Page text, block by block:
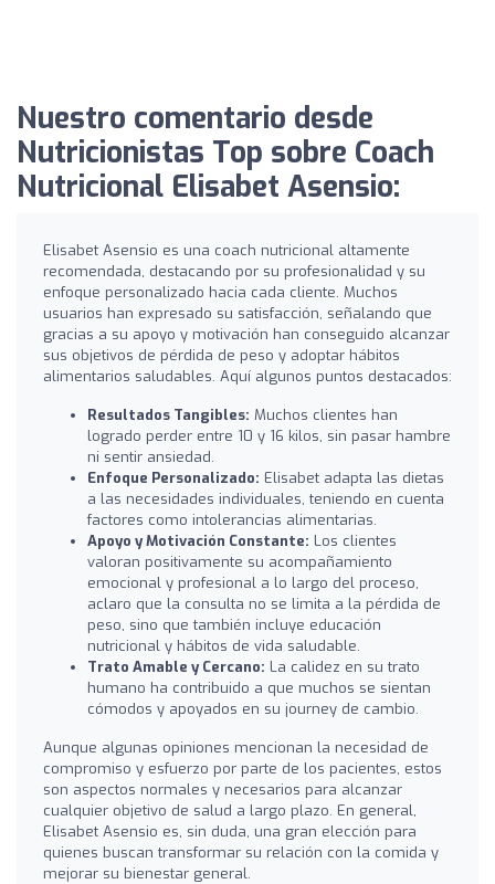
Nuestro comentario desde
Nutricionistas Top sobre Coach
Nutricional Elisabet Asensio:
Elisabet Asensio es una coach nutricional altamente
recomendada, destacando por su profesionalidad y su
enfoque personalizado hacia cada cliente. Muchos
usuarios han expresado su satisfacción, señalando que
gracias a su apoyo y motivación han conseguido alcanzar
sus objetivos de pérdida de peso y adoptar hábitos
alimentarios saludables. Aquí algunos puntos destacados:
Resultados Tangibles: Muchos clientes han
logrado perder entre 10 y 16 kilos, sin pasar hambre
ni sentir ansiedad.
Enfoque Personalizado: Elisabet adapta las dietas
a las necesidades individuales, teniendo en cuenta
factores como intolerancias alimentarias.
Apoyo y Motivación Constante: Los clientes
valoran positivamente su acompañamiento
emocional y profesional a lo largo del proceso,
aclaro que la consulta no se limita a la pérdida de
peso, sino que también incluye educación
nutricional y hábitos de vida saludable.
Trato Amable y Cercano: La calidez en su trato
humano ha contribuido a que muchos se sientan
cómodos y apoyados en su journey de cambio.
Aunque algunas opiniones mencionan la necesidad de
compromiso y esfuerzo por parte de los pacientes, estos
son aspectos normales y necesarios para alcanzar
cualquier objetivo de salud a largo plazo. En general,
Elisabet Asensio es, sin duda, una gran elección para
quienes buscan transformar su relación con la comida y
mejorar su bienestar general.